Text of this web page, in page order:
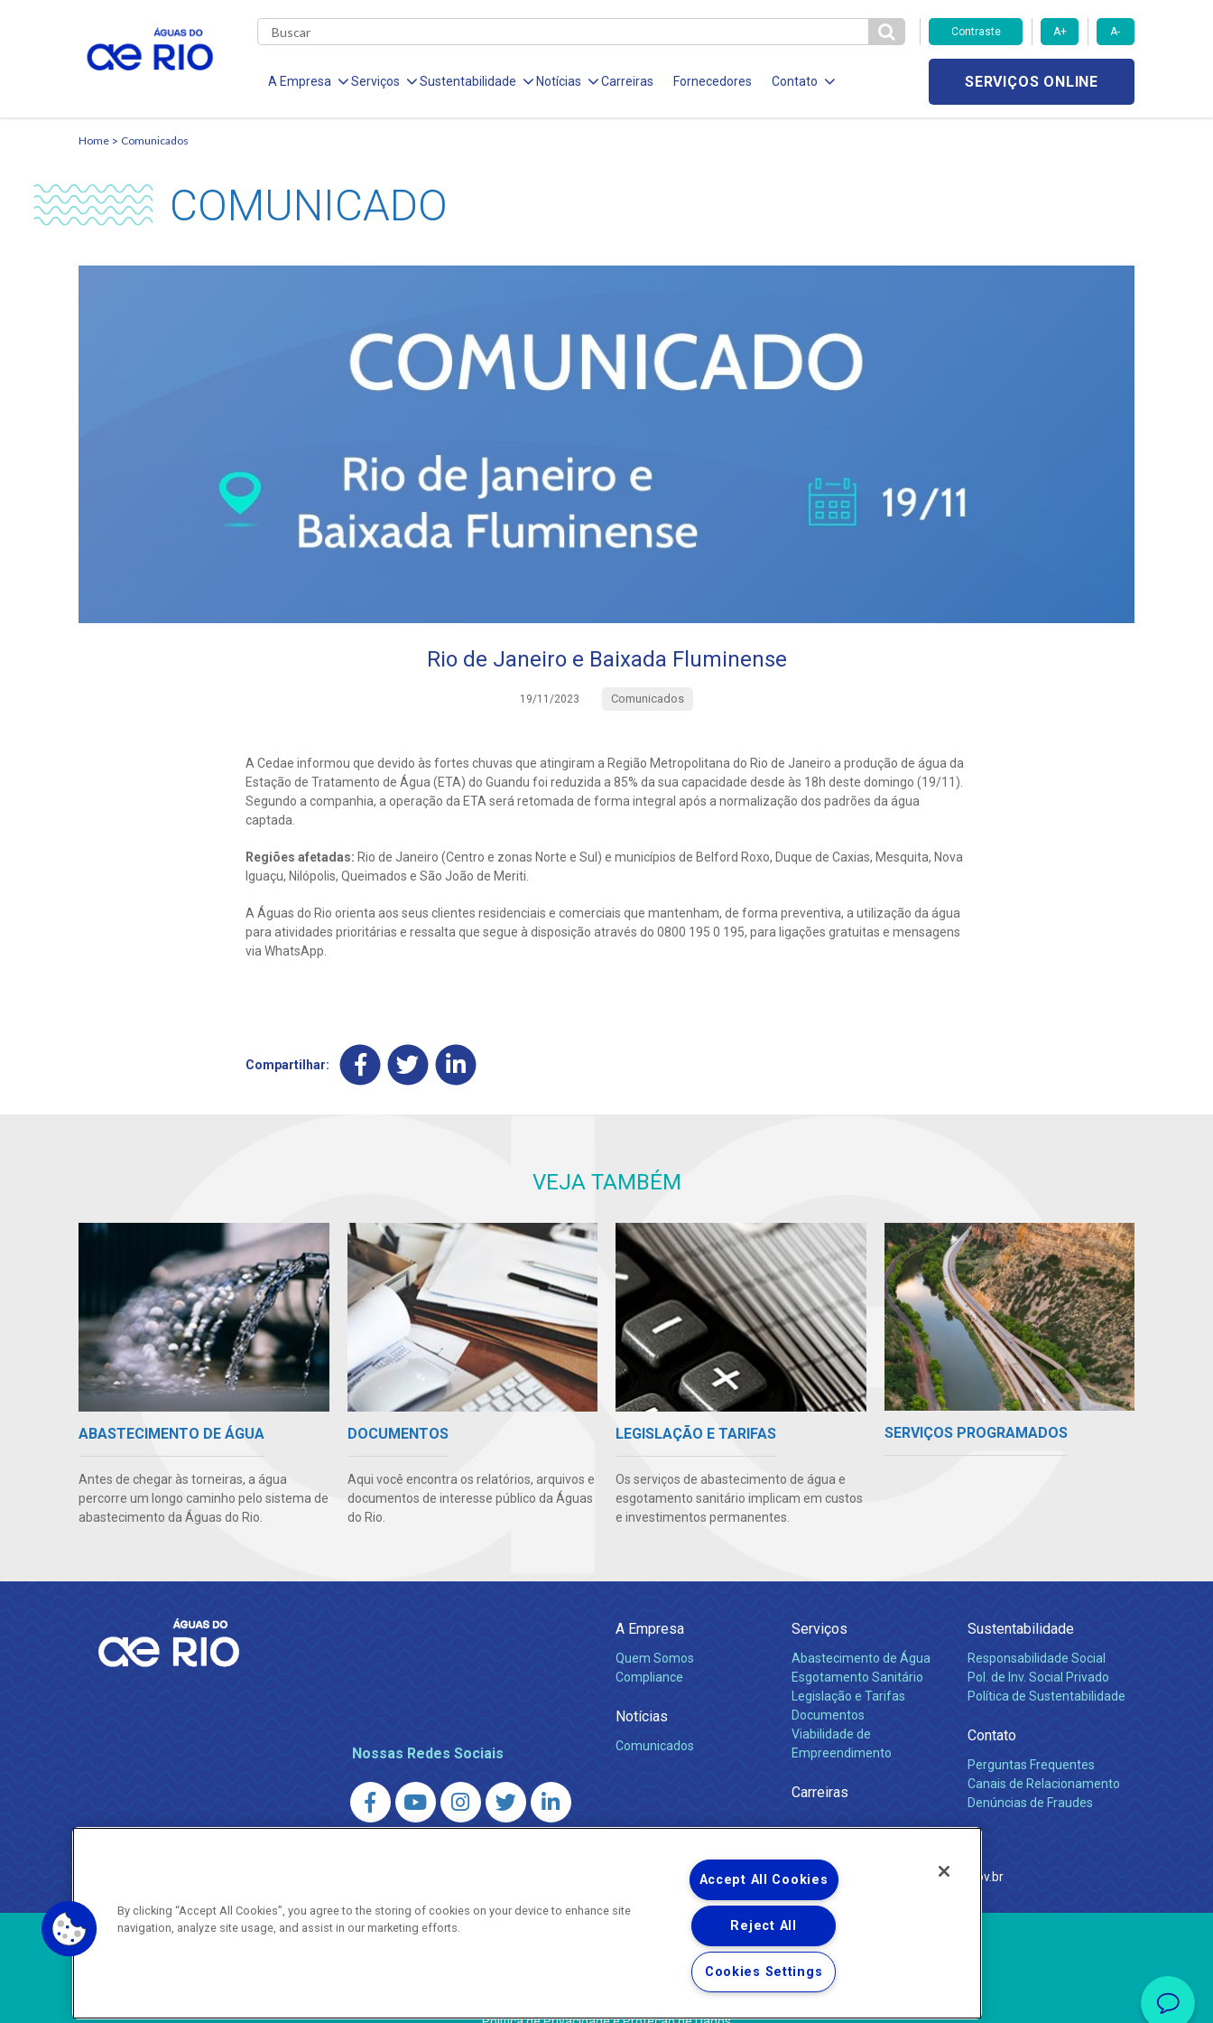
Contraste A+ A-
A Empresa Serviços Sustentabilidade Notícias Carreiras Fornecedores Contato SERVIÇOS ONLINE
Home Comunicados
COMUNICADO
Rio de Janeiro e Baixada Fluminense
19/11/2023 Comunicados
A Cedae informou que devido às fortes chuvas que atingiram a Região Metropolitana do Rio de Janeiro a produção de água da
Estação de Tratamento de Água (ETA) do Guandu foi reduzida a 85% da sua capacidade desde às 18h deste domingo (19/11).
Segundo a companhia, a operação da ETA será retomada de forma integral após a normalização dos padrões da água
captada.
Regiões afetadas: Rio de Janeiro (Centro e zonas Norte e Sul) e municípios de Belford Roxo, Duque de Caxias, Mesquita, Nova
Iguaçu, Nilópolis, Queimados e São João de Meriti.
A Águas do Rio orienta aos seus clientes residenciais e comerciais que mantenham, de forma preventiva, a utilização da água
para atividades prioritárias e ressalta que segue à disposição através do 0800 195 0 195, para ligações gratuitas e mensagens
via WhatsApp.
Compartilhar:
VEJA TAMBÉM
ABASTECIMENTO DE ÁGUA
Antes de chegar às torneiras, a água
percorre um longo caminho pelo sistema de
abastecimento da Águas do Rio.
DOCUMENTOS
Aqui você encontra os relatórios, arquivos e
documentos de interesse público da Águas
do Rio.
LEGISLAÇÃO E TARIFAS
Os serviços de abastecimento de água e
esgotamento sanitário implicam em custos
e investimentos permanentes.
SERVIÇOS PROGRAMADOS
Nossas Redes Sociais
A Empresa
Quem Somos
Compliance
Notícias
Comunicados
Serviços
Abastecimento de Água
Esgotamento Sanitário
Legislação e Tarifas
Documentos
Viabilidade de
Empreendimento
Carreiras
Sustentabilidade
Responsabilidade Social
Pol. de Inv. Social Privado
Política de Sustentabilidade
Contato
Perguntas Frequentes
Canais de Relacionamento
Denúncias de Fraudes
AGENERSA – Agência Reguladora de Energia e Saneamento do Estado do Rio de Janeiro
ouvidoria.agenersa@gmail.com http://www.agenersa.rj.gov.br
Copyright ® 2026 - Todos os Direitos Reservados.
By clicking “Accept All Cookies”, you agree to the storing of cookies on your device to enhance site
navigation, analyze site usage, and assist in our marketing efforts.
Accept All Cookies
Reject All
Cookies Settings